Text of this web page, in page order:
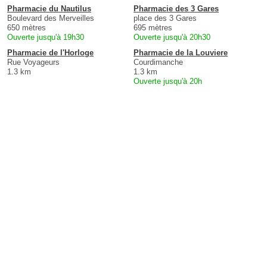
Pharmacie du Nautilus
Boulevard des Merveilles
650 mètres
Ouverte jusqu'à 19h30
Pharmacie des 3 Gares
place des 3 Gares
695 mètres
Ouverte jusqu'à 20h30
Pharmacie de l'Horloge
Rue Voyageurs
1.3 km
Pharmacie de la Louviere
Courdimanche
1.3 km
Ouverte jusqu'à 20h